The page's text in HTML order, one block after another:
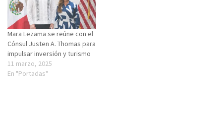
Mara Lezama se reúne con el
Cónsul Justen A. Thomas para
impulsar inversión y turismo
11 marzo, 2025
En "Portadas"